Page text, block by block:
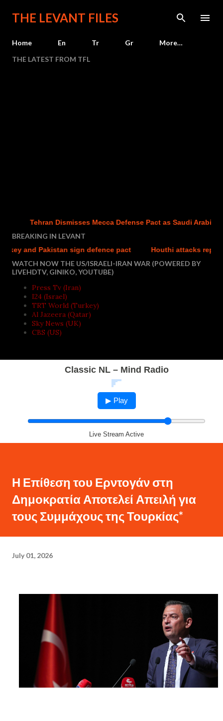
Skip to main content
THE LEVANT FILES
Home En Tr Gr
More…
THE LATEST FROM TFL
Tehran Dismisses Mecca Defense Pact as Saudi Arabia,
BREAKING IN LEVANT
Pakistan sign defence pact Houthi attacks reportedly
WATCH NOW THE US/ISRAELI-IRAN WAR (POWERED BY
LIVEHDTV, GINIKO, YOUTUBE)
Press Tv (Iran)
I24 (Israel)
TRT World (Turkey)
Al Jazeera (Qatar)
Sky News (UK)
CBS (US)
Classic NL – Mind Radio
▶ Play
Live Stream Active
Η Επίθεση του Ερντογάν στη
Δημοκρατία Αποτελεί Απειλή για
τους Συμμάχους της Τουρκίας*
July 01, 2026